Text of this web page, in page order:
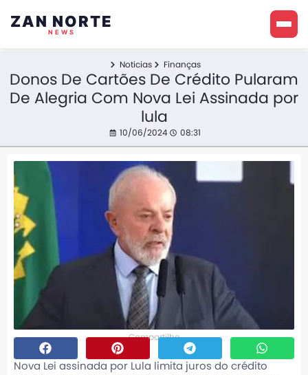
ZAN NORTE
NEWS
Noticias Finanças
Donos De Cartões De Crédito Pularam
De Alegria Com Nova Lei Assinada por
lula
10/06/2024 08:31
Compartilhe
Nova Lei assinada por Lula limita juros do crédito